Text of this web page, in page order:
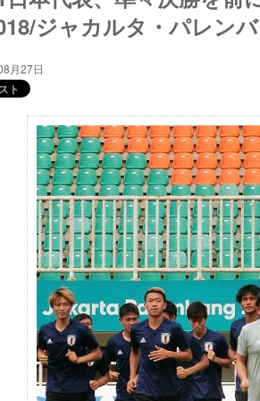
ジャカルタ・パレン
月27日